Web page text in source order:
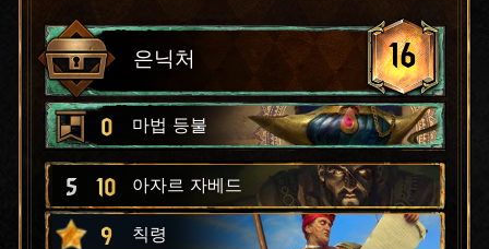
은닉처 16
0 마법 등불
5 10 아자르 자베드
9 칙령